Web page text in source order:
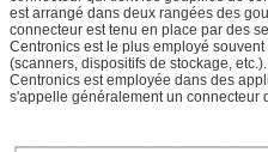
est arrangé dans deux rangées des
connecteur est tenu en place par des
Centronics est le plus employé
(scanners, dispositifs de stockage,
Centronics est employée dans des
s'appelle généralement un connecteur